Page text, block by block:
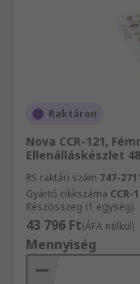
Raktáron
Nova CCR-121,
Ellenálláskészlet
RS raktári szám 747-
Gyártó cikkszáma CCR-
Részösszeg (1 egység)
43 796 Ft(ÁFA nélkül)
Mennyiség